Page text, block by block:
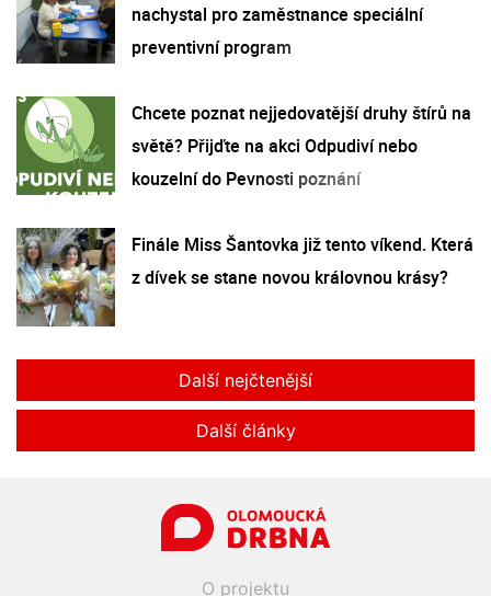
nachystal pro zaměstnance speciální
preventivní program
Chcete poznat nejjedovatější druhy štírů na
světě? Přijďte na akci Odpudiví nebo
kouzelní do Pevnosti poznání
Finále Miss Šantovka již tento víkend. Která
z dívek se stane novou královnou krásy?
Další nejčtenější
Další články
O projektu